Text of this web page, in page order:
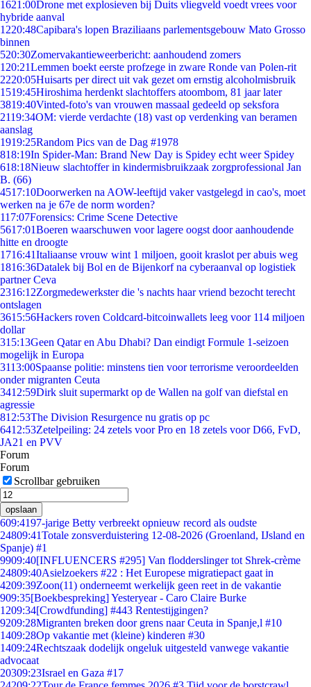
1621:00Drone met explosieven bij Duits vliegveld voedt vrees voor
hybride aanval
1220:48Capibara's lopen Braziliaans parlementsgebouw Mato Grosso
binnen
520:30Zomervakantieweerbericht: aanhoudend zomers
1 20:21Lemmen boekt eerste profzege in zware Ronde van Polen-rit
2220:05Huisarts per direct uit vak gezet om ernstig alcoholmisbruik
1519:45Hiroshima herdenkt slachtoffers atoombom, 81 jaar later
3819:40Vinted-foto's van vrouwen massaal gedeeld op seksfora
2119:34OM: vierde verdachte (18) vast op verdenking van beramen
aanslag
1919:25Random Pics van de Dag #1978
818:19In Spider-Man: Brand New Day is Spidey echt weer Spidey
618:18Nieuw slachtoffer in kindermisbruikzaak zorgprofessional Jan
B. (66)
4517:10Doorwerken na AOW-leeftijd vaker vastgelegd in cao's, moet
werken na je 67e de norm worden?
117:07Forensics: Crime Scene Detective
5617:01Boeren waarschuwen voor lagere oogst door aanhoudende
hitte en droogte
1716:41Italiaanse vrouw wint 1 miljoen, gooit kraslot per abuis weg
1816:36Datalek bij Bol en de Bijenkorf na cyberaanval op logistiek
partner Ceva
2316:12Zorgmedewerkster die 's nachts haar vriend bezocht terecht
ontslagen
3615:56Hackers roven Coldcard-bitcoinwallets leeg voor 114 miljoen
dollar
315:13Geen Qatar en Abu Dhabi? Dan eindigt Formule 1-seizoen
mogelijk in Europa
3113:00Spaanse politie: minstens tien voor terrorisme veroordeelden
onder migranten Ceuta
3412:59Dirk sluit supermarkt op de Wallen na golf van diefstal en
agressie
812:53The Division Resurgence nu gratis op pc
6412:53Zetelpeiling: 24 zetels voor Pro en 18 zetels voor D66, FvD,
JA21 en PVV
Forum
Forum
Scrollbar gebruiken
opslaan
609:4197-jarige Betty verbreekt opnieuw record als oudste
24809:41Totale zonsverduistering 12-08-2026 (Groenland, IJsland en
Spanje) #1
9909:40[INFLUENCERS #295] Van flodderslinger tot Shrek-crème
24809:40Asielzoekers #22 : Het Europese migratiepact gaat in
4209:39Zoon(11) onderneemt werkelijk geen reet in de vakantie
909:35[Boekbespreking] Yesteryear - Caro Claire Burke
1209:34[Crowdfunding] #443 Rentestijgingen?
9209:28Migranten breken door grens naar Ceuta in Spanje,l #10
1409:28Op vakantie met (kleine) kinderen #30
1409:24Rechtszaak dodelijk ongeluk uitgesteld vanwege vakantie
advocaat
20309:23Israel en Gaza #17